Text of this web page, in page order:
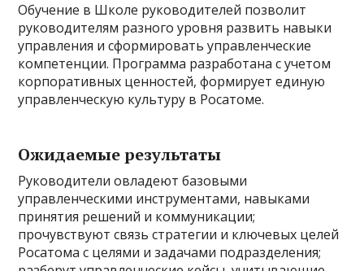
Обучение в Школе руководителей позволит
руководителям разного уровня развить навыки
управления и сформировать управленческие
компетенции. Программа разработана с учетом
корпоративных ценностей, формирует единую
управленческую культуру в Росатоме.
Ожидаемые результаты
Руководители овладеют базовыми
управленческими инструментами, навыками
принятия решений и коммуникации;
прочувствуют связь стратегии и ключевых целей
Росатома с целями и задачами подразделения;